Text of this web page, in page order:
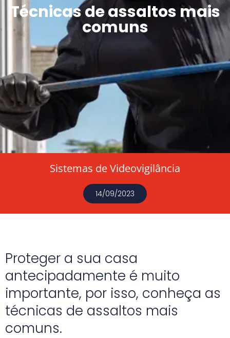
Técnicas de assaltos mais
comuns
Sistemas de Videovigilância
14/09/2023
Proteger a sua casa
antecipadamente é muito
importante, por isso, conheça as
técnicas de assaltos mais
comuns.